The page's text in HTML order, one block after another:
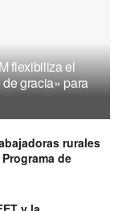
flexibiliza el
gracia» para
rurales
de